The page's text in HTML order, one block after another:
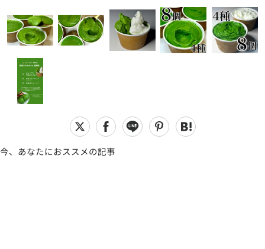
今、あなたにおススメの記事